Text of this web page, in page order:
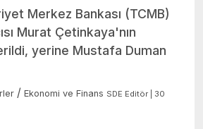
Merkez Bankası (TCMB)
Murat Çetinkaya'nın
yerine Mustafa Duman
/ Ekonomi ve Finans SDE Editör | 30